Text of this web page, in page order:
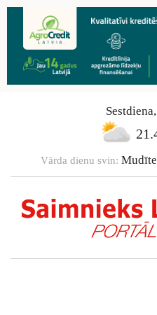
Sestdiena,
Vārda dienu svin: